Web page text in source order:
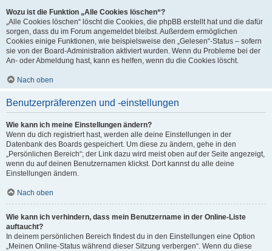
Wozu ist die Funktion „Alle Cookies löschen“?
„Alle Cookies löschen“ löscht die Cookies, die phpBB erstellt hat und die dafür
sorgen, dass du im Forum angemeldet bleibst. Außerdem ermöglichen
Cookies einige Funktionen, wie beispielsweise den „Gelesen“-Status – sofern
sie von der Board-Administration aktiviert wurden. Wenn du Probleme bei der
An- oder Abmeldung hast, kann es helfen, wenn du die Cookies löscht.
Nach oben
Benutzerpräferenzen und -einstellungen
Wie kann ich meine Einstellungen ändern?
Wenn du dich registriert hast, werden alle deine Einstellungen in der
Datenbank des Boards gespeichert. Um diese zu ändern, gehe in den
„Persönlichen Bereich“; der Link dazu wird meist oben auf der Seite angezeigt,
wenn du auf deinen Benutzernamen klickst. Dort kannst du alle deine
Einstellungen ändern.
Nach oben
Wie kann ich verhindern, dass mein Benutzername in der Online-Liste
auftaucht?
In deinem persönlichen Bereich findest du in den Einstellungen eine Option
„Meinen Online-Status während dieser Sitzung verbergen“. Wenn du diese